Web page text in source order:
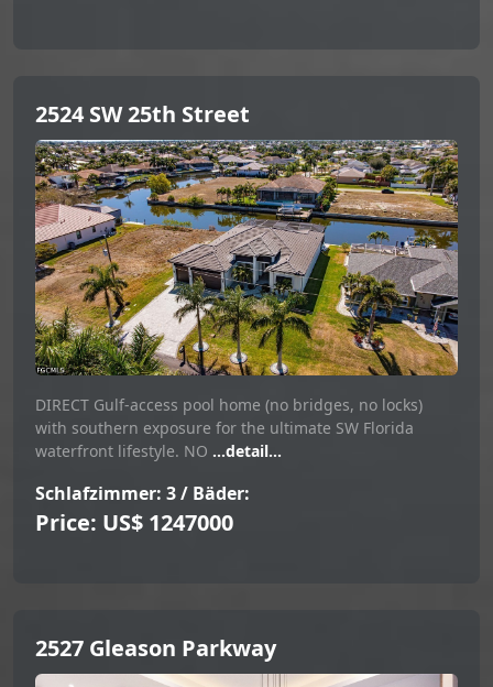
2524 SW 25th Street
DIRECT Gulf-access pool home (no bridges, no locks)
with southern exposure for the ultimate SW Florida
waterfront lifestyle. NO ...detail...
Schlafzimmer: 3 / Bäder:
Price: US$ 1247000
2527 Gleason Parkway